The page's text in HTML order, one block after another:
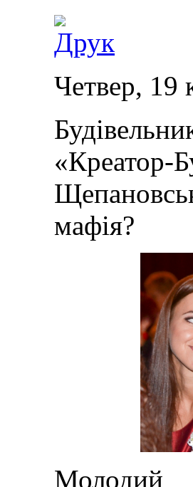
Четвер, 19
мафія?